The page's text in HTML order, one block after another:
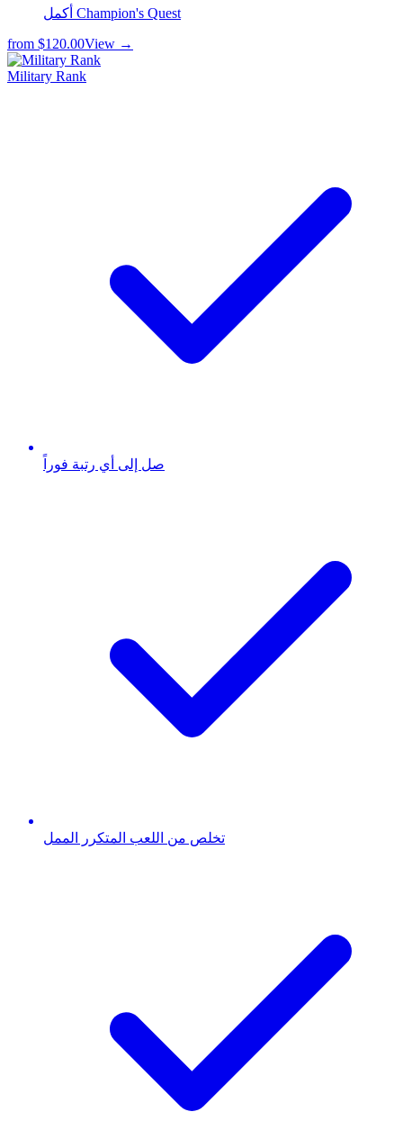
أكمل Champion's Quest
from $120.00View →
Military Rank
صل إلى أي رتبة فوراً
تخلص من اللعب المتكرر الممل